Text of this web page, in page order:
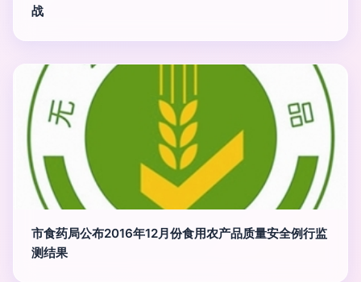
战
市食药局公布2016年12月份食用农产品质量安全例行监
测结果